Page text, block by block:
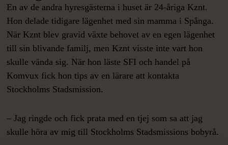
En av de andra hyresgästerna i huset är 24-åriga Kznt.
Hon delade tidigare lägenhet med sin mamma i Spånga.
När Kznt blev gravid växte behovet av en egen lägenhet
till sin blivande familj, men Kznt visste inte vart hon
skulle vända sig. När hon läste SFI och handel på
Komvux fick hon tips av en lärare att kontakta
Stockholms Stadsmission.
– Jag ringde och fick prata med en tjej som sa att jag
skulle höra av mig till Stockholms Stadsmissions bobyrå.